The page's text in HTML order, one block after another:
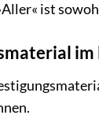
ist